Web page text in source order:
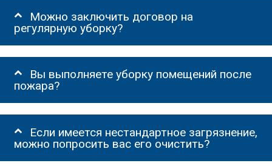
Можно заключить договор на
регулярную уборку?
Вы выполняете уборку помещений после
пожара?
Если имеется нестандартное загрязнение,
можно попросить вас его очистить?